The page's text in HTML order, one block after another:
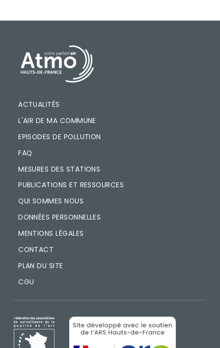
PIED DE PAGE
ACTUALITÉS
L'AIR DE MA COMMUNE
EPISODES DE POLLUTION
FAQ
MESURES DES STATIONS
PUBLICATIONS ET RESSOURCES
QUI SOMMES NOUS
DONNÉES PERSONNELLES
MENTIONS LÉGALES
CONTACT
PLAN DU SITE
CGU
IMAGE IMAGE